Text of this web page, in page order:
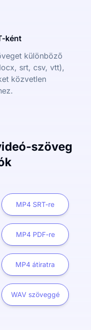
ként
különböző
srt, csv, vtt),
közvetlen
szöveg
MP4 SRT-re
MP4 PDF-re
MP4 átiratra
WAV szöveggé